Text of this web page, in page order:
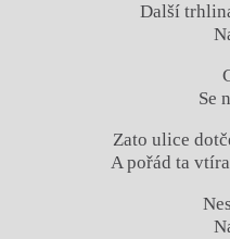
Další
Se
Zato ulice
A pořád ta